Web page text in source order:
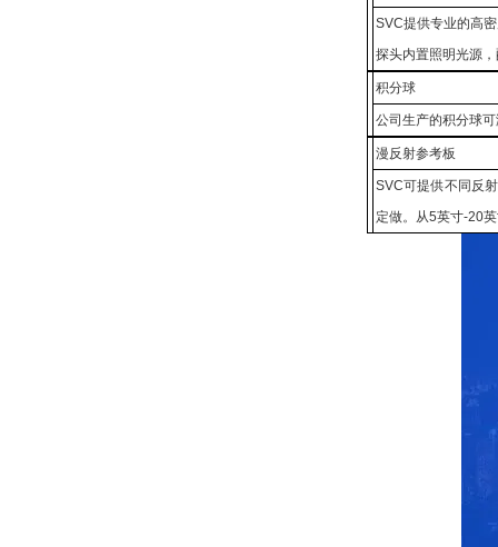
SVC提供专业的高
探头内置照明光源
积分球
公司生产的积分球
漫反射参考板
SVC可提供不同反
定做。从5英寸-20